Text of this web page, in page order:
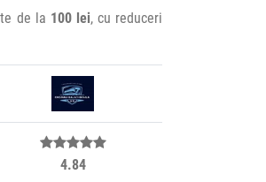
de la 100 lei, cu reduceri
4.84